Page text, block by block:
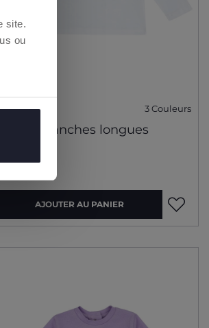
site.
ou
3 Couleurs
T-shirt manches longues
€
AJOUTER AU PANIER